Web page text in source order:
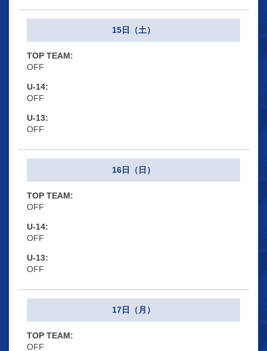
15日（土）
OFF
OFF
OFF
16日（日）
OFF
OFF
OFF
17日（月）
OFF